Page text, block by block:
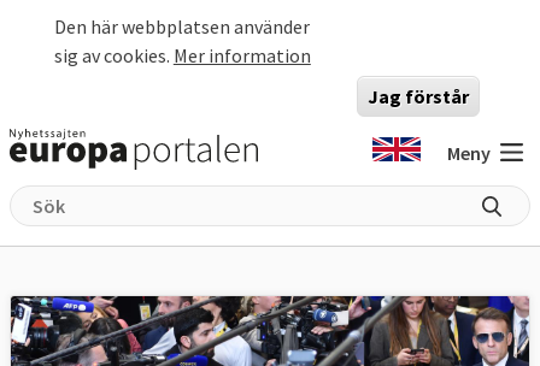
Den här webbplatsen använder
sig av cookies. Mer information
Jag förstår
Meny